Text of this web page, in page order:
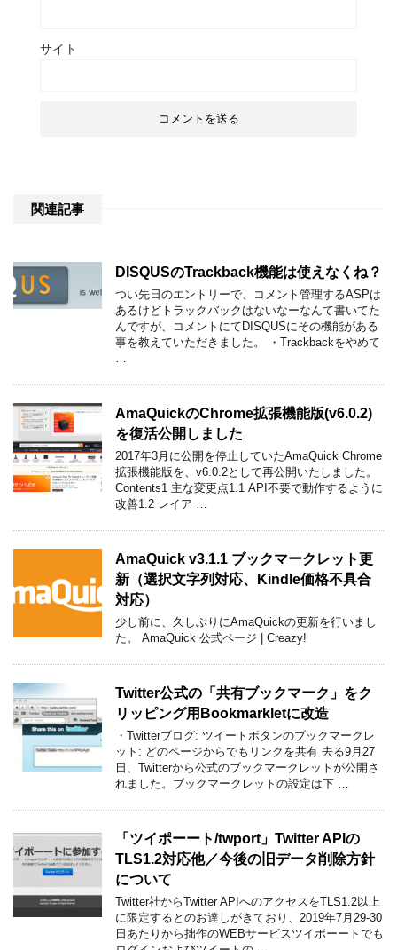
サイト
関連記事
DISQUSのTrackback機能は使えなくね？
つい先日のエントリーで、コメント管理するASPは
あるけどトラックバックはないなーなんて書いてた
んですが、コメントにてDISQUSにその機能がある
事を教えていただきました。 ・Trackbackをやめて
…
AmaQuickのChrome拡張機能版(v6.0.2)
を復活公開しました
2017年3月に公開を停止していたAmaQuick Chrome
拡張機能版を、v6.0.2として再公開いたしました。
Contents1 主な変更点1.1 API不要で動作するように
改善1.2 レイア …
AmaQuick v3.1.1 ブックマークレット更
新（選択文字列対応、Kindle価格不具合
対応）
少し前に、久しぶりにAmaQuickの更新を行いまし
た。 AmaQuick 公式ページ | Creazy!
Twitter公式の「共有ブックマーク」をク
リッピング用Bookmarkletに改造
・Twitterブログ: ツイートボタンのブックマークレ
ット: どのページからでもリンクを共有 去る9月27
日、Twitterから公式のブックマークレットが公開さ
れました。ブックマークレットの設定は下 …
「ツイポーート/twport」Twitter APIの
TLS1.2対応他／今後の旧データ削除方針
について
Twitter社からTwitter APIへのアクセスをTLS1.2以上
に限定するとのお達しがきており、2019年7月29-30
日あたりから拙作のWEBサービスツイポーートでも